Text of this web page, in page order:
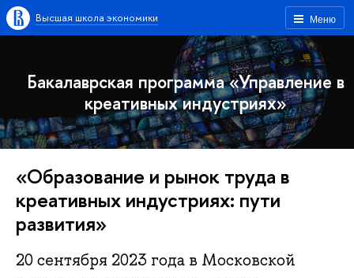
Меню
Высшая школа экономики
Бакалаврская программа «Управление в
креативных индустриях»
«Образование и рынок труда в
креативных индустриях: пути
развития»
20 сентября 2023 года в Московской